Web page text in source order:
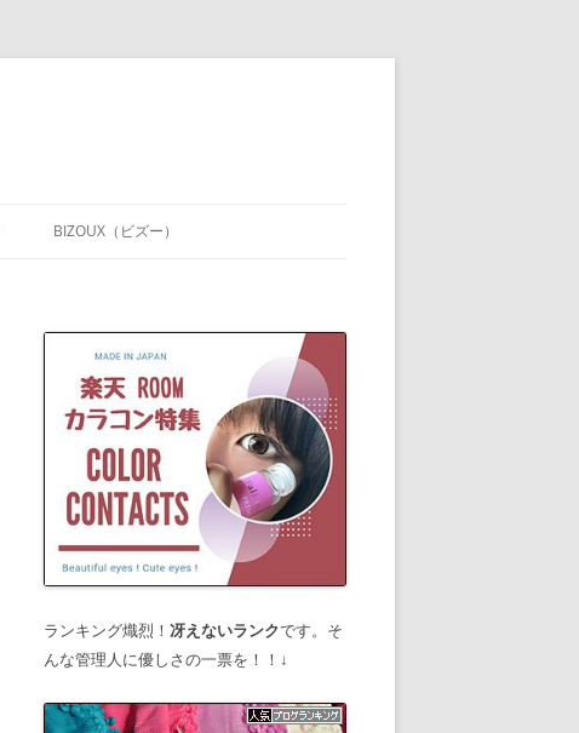
BIZOUX（ビズー）
ランキング熾烈！ 冴えないランクです。そ
んな管理人に優しさの一票を！！↓